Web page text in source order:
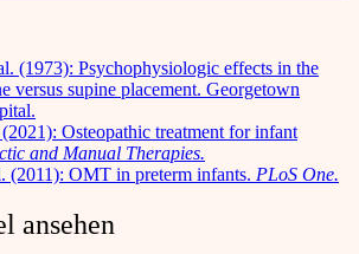
(1973): Psychophysiologic effects in the
versus supine placement. Georgetown
Osteopathic treatment for infant
and Manual Therapies.
(2011): OMT in preterm infants. PLoS One.
ansehen